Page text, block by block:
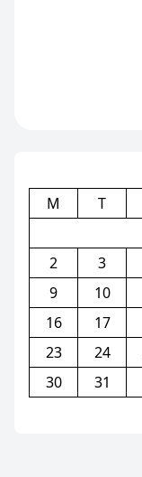
M
T
2
3
9
10
16
17
23
24
30
31